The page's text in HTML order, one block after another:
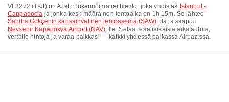
VF3272 (TKJ) onAJet:n liikennöimä reittilento, joka yhdistää Istanbul -
Cappadocia ja jonka keskimääräinen lentoaika on 1h 15m. Se lähtee
Sabiha Gökçenin kansainvälinen lentoasema (SAW) :lta ja saapuu
Nevsehir Kapadokya Airport (NAV) :lle. Selaa reaaliaikaisia aikatauluja,
vertaile hintoja ja varaa paikkasi — kaikki yhdessä paikassa Airpaz:ssa.